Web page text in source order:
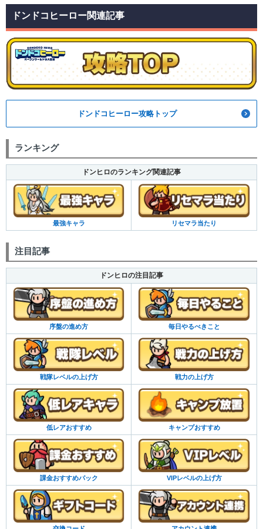
ドンドコヒーロー関連記事
ドンドコヒーロー攻略トップ
ランキング
ドンヒロのランキング関連記事
最強キャラ リセマラ当たり
注目記事
ドンヒロの注目記事
序盤の進め方 毎日やるべきこと
戦隊レベルの上げ方 戦力の上げ方
低レアおすすめ キャンプおすすめ
課金おすすめパック VIPレベルの上げ方